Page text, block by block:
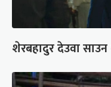
शेरबहादुर देउवा